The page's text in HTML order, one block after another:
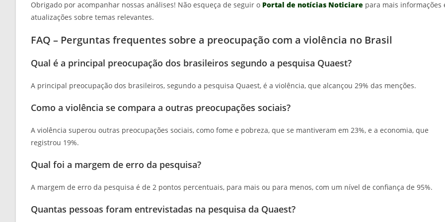
Obrigado por acompanhar nossas análises! Não esqueça de seguir o Portal de notícias Noticiare para mais informações
atualizações sobre temas relevantes.
FAQ – Perguntas frequentes sobre a preocupação com a violência no Brasil
Qual é a principal preocupação dos brasileiros segundo a pesquisa Quaest?
A principal preocupação dos brasileiros, segundo a pesquisa Quaest, é a violência, que alcançou 29% das menções.
Como a violência se compara a outras preocupações sociais?
A violência superou outras preocupações sociais, como fome e pobreza, que se mantiveram em 23%, e a economia, que
registrou 19%.
Qual foi a margem de erro da pesquisa?
A margem de erro da pesquisa é de 2 pontos percentuais, para mais ou para menos, com um nível de confiança de 95%.
Quantas pessoas foram entrevistadas na pesquisa da Quaest?